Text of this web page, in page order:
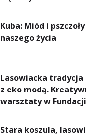
Kuba: Miód i
naszego życia
Lasowiacka tradycja
z eko modą.
warsztaty w Fundacji
Stara koszula,